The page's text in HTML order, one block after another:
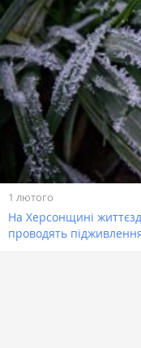
1 лютого
На Херсонщині
проводять